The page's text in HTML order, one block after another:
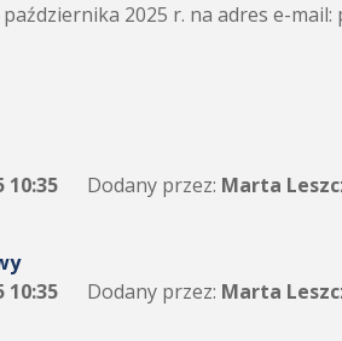
2025 r. na adres e-
10:35 Dodany przez: Marta
10:35 Dodany przez: Marta